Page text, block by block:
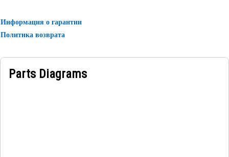
Информация о гарантии
Политика возврата
Parts Diagrams